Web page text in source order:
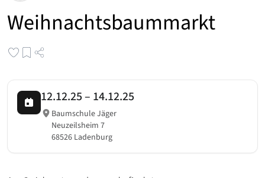
Weihnachtsbaummarkt
12.12.25– 14.12.25
Baumschule Jäger
Neuzeilsheim 7
68526 Ladenburg